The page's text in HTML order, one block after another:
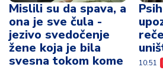
Mislili su da spava, a
ona je sve čula -
jezivo svedočenje
žene koja je bila
svesna tokom kome
10:51